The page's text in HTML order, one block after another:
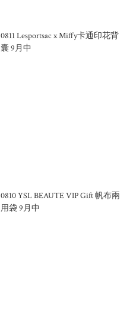
0811 Lesportsac x Miffy卡通印花背
囊 9月中
0810 YSL BEAUTE VIP Gift 帆布兩
用袋 9月中